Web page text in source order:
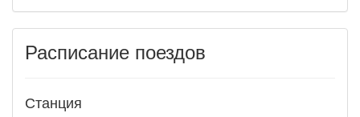
Расписание поездов
Станция